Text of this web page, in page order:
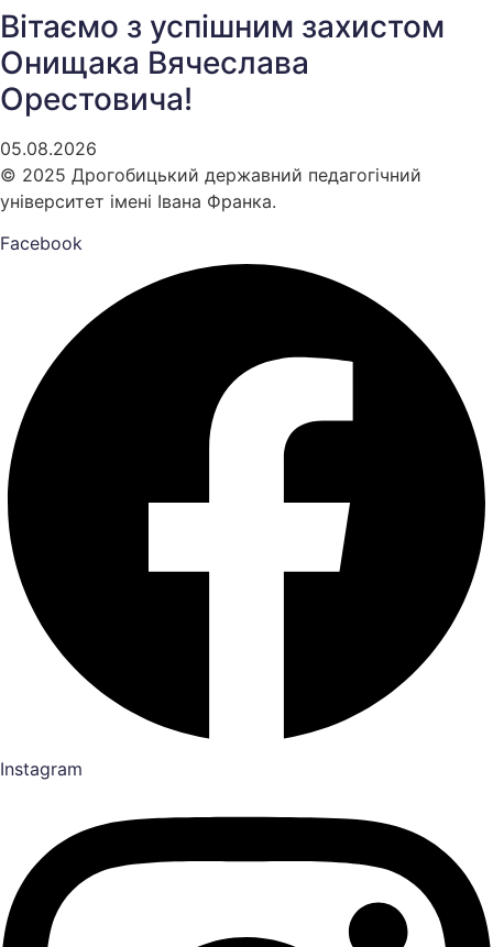
Вітаємо з успішним захистом
Онищака Вячеслава
Орестовича!
05.08.2026
© 2025 Дрогобицький державний педагогічний
університет імені Івана Франка.
Facebook
Instagram